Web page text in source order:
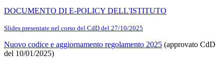
DOCUMENTO DI E-POLICY DELL'ISTITUTO
Slides presentate nel corso del CdD del 27/10/2025
Nuovo codice e aggiornamento regolamento 2025 (approvato CdD
del 10/01/2025)